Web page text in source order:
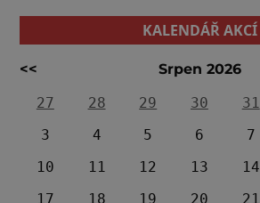
KALENDÁŘ AKCÍ
<< Srpen 2026
27
28 29 30 31
3
4 5 6 7
10
11 12 13 14
17
18 19 20 21